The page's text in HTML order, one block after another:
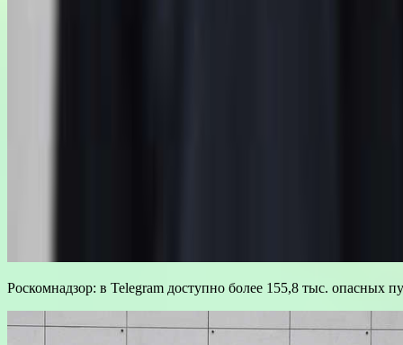
Роскомнадзор: в Telegram доступно более 155,8 тыс. опасных